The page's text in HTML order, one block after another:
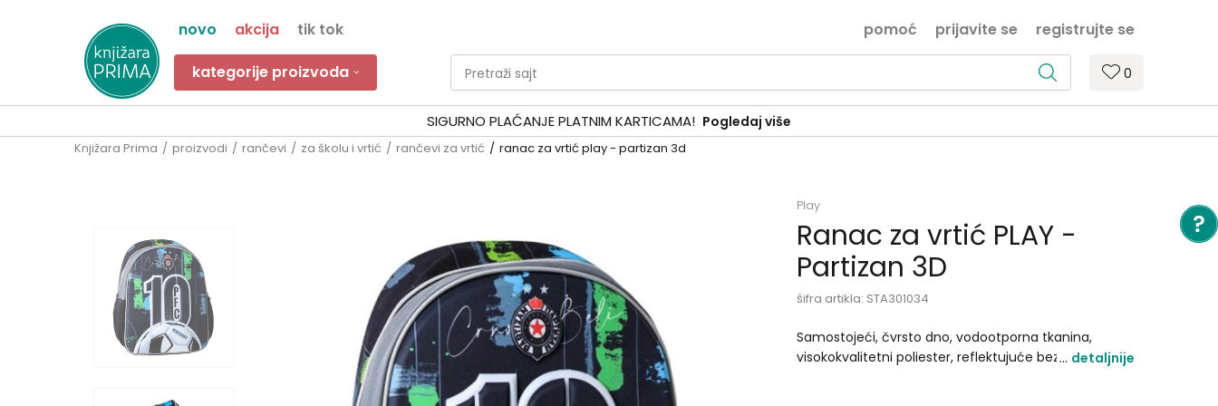
novo akcija tik tok prijavite se registrujte se
pomoć
kategorije proizvoda 0
Pretraži sajt
SIGURNO PLAĆANJE PLATNIM KARTICAMA! Pogledaj više
Knjižara Prima proizvodi rančevi za školu i vrtić rančevi za vrtić ranac za vrtić play - partizan 3d
Play
Ranac za vrtić PLAY -
Partizan 3D
šifra artikla: STA301034
Samostojeći, čvrsto dno, vodootporna tkanina,
visokokvalitetni poliester, reflektujuće bezbednosne
detaljnije